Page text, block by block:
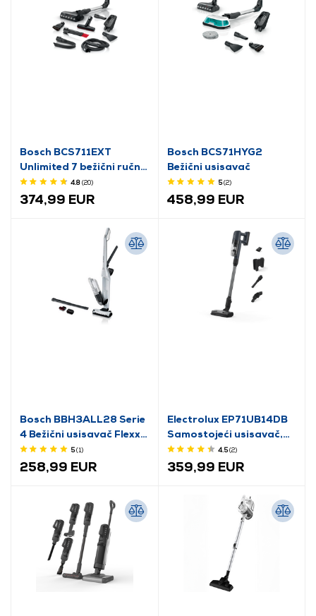
Bosch BCS711EXT
Unlimited 7 bežični ručni
usisavač
4.8(20)
374,99 EUR
Bosch BCS71HYG2
Bežični usisavač
5(2)
458,99 EUR
Bosch BBH3ALL28 Serie
4 Bežični usisavač Flexxo
Gen2 28Vmax Bijela
5(1)
258,99 EUR
Electrolux EP71UB14DB
Samostojeći usisavač,
traper plavi
4.5(2)
359,99 EUR